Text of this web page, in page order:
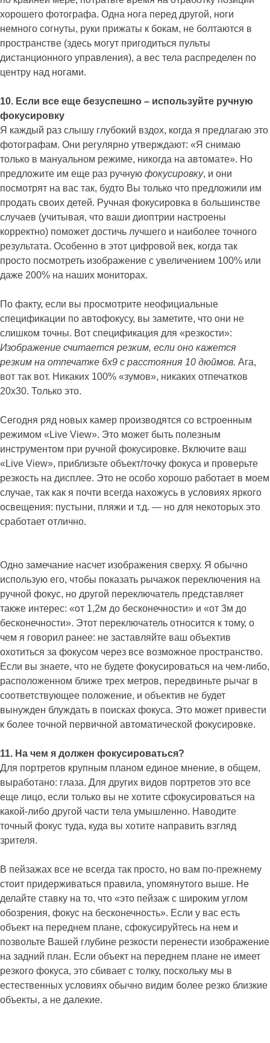
хорошего фотографа. Одна нога перед другой, ноги
немного согнуты, руки прижаты к бокам, не болтаются в
пространстве (здесь могут пригодиться пульты
дистанционного управления), а вес тела распределен по
центру над ногами.
10. Если все еще безуспешно – используйте ручную
фокусировку
Я каждый раз слышу глубокий вздох, когда я предлагаю это
фотографам. Они регулярно утверждают: «Я снимаю
только в мануальном режиме, никогда на автомате». Но
предложите им еще раз ручную фокусировку, и они
посмотрят на вас так, будто Вы только что предложили им
продать своих детей. Ручная фокусировка в большинстве
случаев (учитывая, что ваши диоптрии настроены
корректно) поможет достичь лучшего и наиболее точного
результата. Особенно в этот цифровой век, когда так
просто посмотреть изображение с увеличением 100% или
даже 200% на наших мониторах.
По факту, если вы просмотрите неофициальные
спецификации по автофокусу, вы заметите, что они не
слишком точны. Вот спецификация для «резкости»:
Изображение считается резким, если оно кажется
резким на отпечатке 6x9 с расстояния 10 дюймов. Ага,
вот так вот. Никаких 100% «зумов», никаких отпечатков
20х30. Только это.
Сегодня ряд новых камер производятся со встроенным
режимом «Live View». Это может быть полезным
инструментом при ручной фокусировке. Включите ваш
«Live View», приблизьте объект/точку фокуса и проверьте
резкость на дисплее. Это не особо хорошо работает в моем
случае, так как я почти всегда нахожусь в условиях яркого
освещения: пустыни, пляжи и т.д. — но для некоторых это
сработает отлично.
Одно замечание насчет изображения сверху. Я обычно
использую его, чтобы показать рычажок переключения на
ручной фокус, но другой переключатель представляет
также интерес: «от 1,2м до бесконечности» и «от 3м до
бесконечности». Этот переключатель относится к тому, о
чем я говорил ранее: не заставляйте ваш объектив
охотиться за фокусом через все возможное пространство.
Если вы знаете, что не будете фокусироваться на чем-либо,
расположенном ближе трех метров, передвиньте рычаг в
соответствующее положение, и объектив не будет
вынужден блуждать в поисках фокуса. Это может привести
к более точной первичной автоматической фокусировке.
11. На чем я должен фокусироваться?
Для портретов крупным планом единое мнение, в общем,
выработано: глаза. Для других видов портретов это все
еще лицо, если только вы не хотите сфокусироваться на
какой-либо другой части тела умышленно. Наводите
точный фокус туда, куда вы хотите направить взгляд
зрителя.
В пейзажах все не всегда так просто, но вам по-прежнему
стоит придерживаться правила, упомянутого выше. Не
делайте ставку на то, что «это пейзаж с широким углом
обозрения, фокус на бесконечность». Если у вас есть
объект на переднем плане, сфокусируйтесь на нем и
позвольте Вашей глубине резкости перенести изображение
на задний план. Если объект на переднем плане не имеет
резкого фокуса, это сбивает с толку, поскольку мы в
естественных условиях обычно видим более резко близкие
объекты, а не далекие.